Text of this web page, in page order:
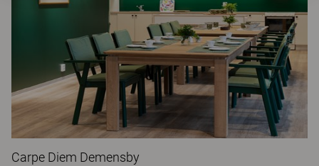
Carpe Diem Demensby